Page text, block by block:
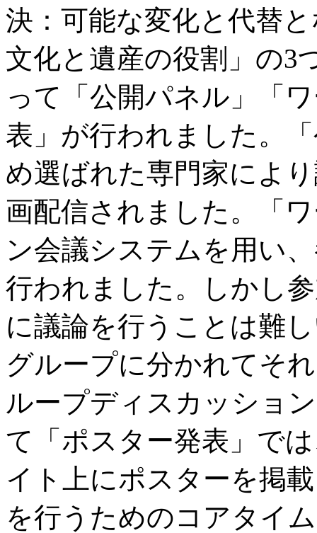
決：可能な変化と代替
文化と遺産の役割」の3
って「公開パネル」「
表」が行われました。
め選ばれた専門家によ
画配信されました。「
ン会議システムを用い
行われました。しかし
に議論を行うことは難
グループに分かれてそ
ループディスカッショ
て「ポスター発表」で
イト上にポスターを掲
を行うためのコアタイ